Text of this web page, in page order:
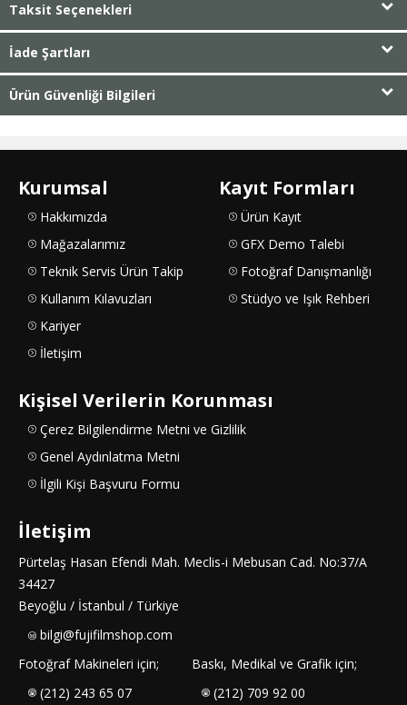
Taksit Seçenekleri
İade Şartları
Ürün Güvenliği Bilgileri
Kurumsal
Hakkımızda
Mağazalarımız
Teknik Servis Ürün Takip
Kullanım Kılavuzları
Kariyer
İletişim
Kayıt Formları
Ürün Kayıt
GFX Demo Talebi
Fotoğraf Danışmanlığı
Stüdyo ve Işık Rehberi
Kişisel Verilerin Korunması
Çerez Bilgilendirme Metni ve Gizlilik
Genel Aydınlatma Metni
İlgili Kişi Başvuru Formu
İletişim
Pürtelaş Hasan Efendi Mah. Meclis-i Mebusan Cad. No:37/A
34427
Beyoğlu / İstanbul / Türkiye
bilgi@fujifilmshop.com
Fotoğraf Makineleri için;
(212) 243 65 07
Baskı, Medikal ve Grafik için;
(212) 709 92 00